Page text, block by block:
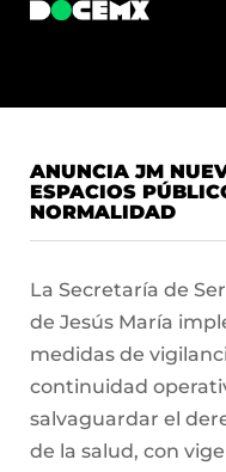
ANUNCIA JM
ESPACIOS
NORMALIDAD
La Secretaría de
de Jesús María
medidas de
continuidad
salvaguardar el
de la salud, con